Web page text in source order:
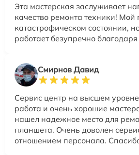
Эта мастерская заслуживает
качество ремонта техники!
катастрофическом состоянии,
работает безупречно
Смирнов Давид
Сервис центр на высшем
работа и очень хорошие
нашел надежное место для
планшета. Очень доволен
отношением персонала.